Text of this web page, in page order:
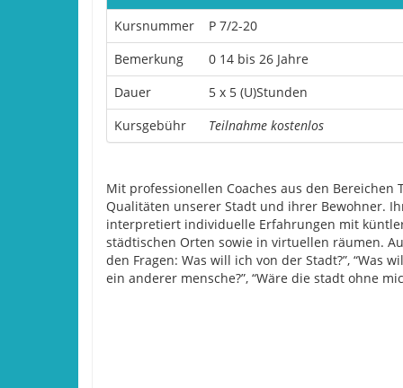
Kursnummer
P 7/2-20
Bemerkung
0 14 bis 26 Jahre
Dauer
5 x 5 (U)Stunden
Kursgebühr
Teilnahme kostenlos
Mit professionellen Coaches aus den
Qualitäten unserer Stadt und ihrer Bewohner.
interpretiert individuelle Erfahrungen mit
städtischen Orten sowie in virtuellen räumen.
den Fragen: Was will ich von der Stadt?”, “Was
ein anderer mensche?”, “Wäre die stadt ohne